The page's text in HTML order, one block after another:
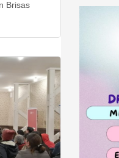
Brisas